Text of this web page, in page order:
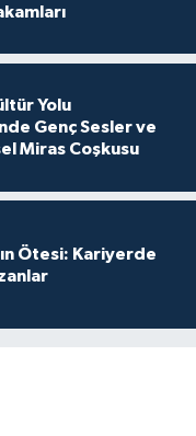
Yolu
Genç Sesler ve
Miras Coşkusu
Ötesi: Kariyerde